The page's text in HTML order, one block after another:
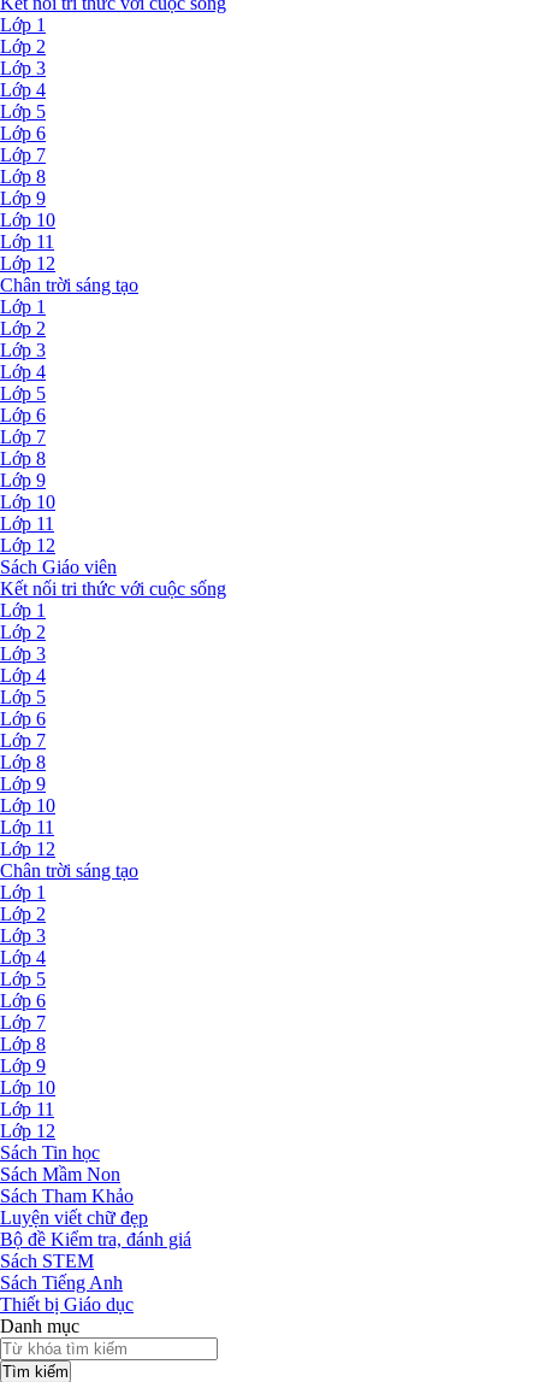
Lớp 1
Lớp 2
Lớp 3
Lớp 4
Lớp 5
Lớp 6
Lớp 7
Lớp 8
Lớp 9
Lớp 10
Lớp 11
Lớp 12
Chân trời sáng tạo
Lớp 1
Lớp 2
Lớp 3
Lớp 4
Lớp 5
Lớp 6
Lớp 7
Lớp 8
Lớp 9
Lớp 10
Lớp 11
Lớp 12
Sách Giáo viên
Kết nối tri thức với cuộc sống
Lớp 1
Lớp 2
Lớp 3
Lớp 4
Lớp 5
Lớp 6
Lớp 7
Lớp 8
Lớp 9
Lớp 10
Lớp 11
Lớp 12
Chân trời sáng tạo
Lớp 1
Lớp 2
Lớp 3
Lớp 4
Lớp 5
Lớp 6
Lớp 7
Lớp 8
Lớp 9
Lớp 10
Lớp 11
Lớp 12
Sách Tin học
Sách Mầm Non
Sách Tham Khảo
Luyện viết chữ đẹp
Bộ đề Kiểm tra, đánh giá
Sách STEM
Sách Tiếng Anh
Thiết bị Giáo dục
Danh mục
Tìm kiếm